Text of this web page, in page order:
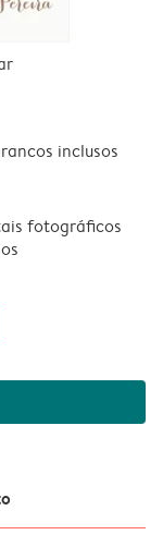
inclusos
fotográficos